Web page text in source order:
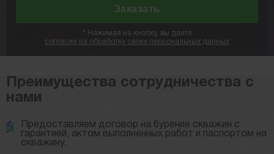
* Нажимая на кнопку, вы даете
согласие на обработку своих персональных данных
Преимущества сотрудничества с
нами
Предоставляем договор на бурение скважин с
гарантией, актом выполненных работ и паспортом на
скважину.